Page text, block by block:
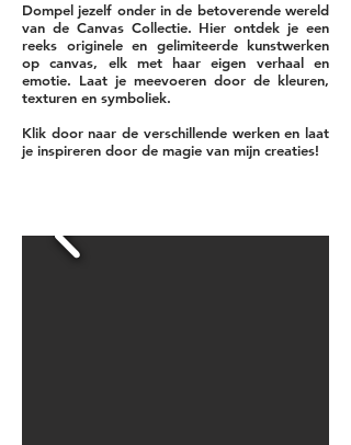
Dompel jezelf onder in de betoverende wereld
van de Canvas Collectie. Hier ontdek je een
reeks originele en gelimiteerde kunstwerken
op canvas, elk met haar eigen verhaal en
emotie. Laat je meevoeren door de kleuren,
texturen en symboliek.
Klik door naar de verschillende werken en laat
je inspireren door de magie van mijn creaties!